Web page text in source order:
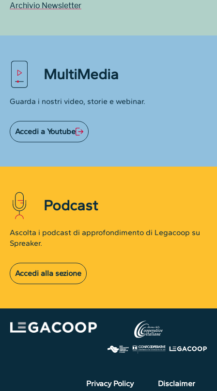
Archivio Newsletter
MultiMedia
Guarda i nostri video, storie e webinar.
Accedi a Youtube
Podcast
Ascolta i podcast di approfondimento di Legacoop su
Spreaker.
Accedi alla sezione
Privacy Policy
Disclaimer